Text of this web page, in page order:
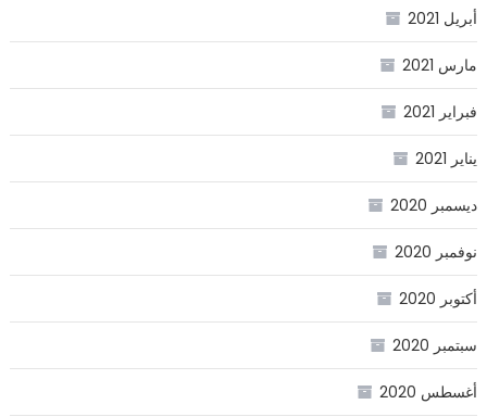
أبريل 2021
مارس 2021
فبراير 2021
يناير 2021
ديسمبر 2020
نوفمبر 2020
أكتوبر 2020
سبتمبر 2020
أغسطس 2020